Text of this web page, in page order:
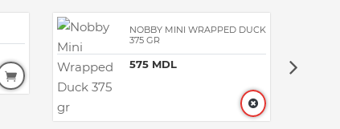
NOBBY MINI WRAPPED DUCK
375 GR
575 MDL